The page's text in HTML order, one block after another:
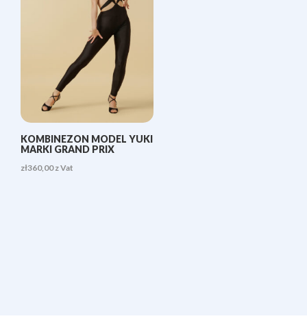
KOMBINEZON MODEL YUKI
MARKI GRAND PRIX
zł360,00 z Vat